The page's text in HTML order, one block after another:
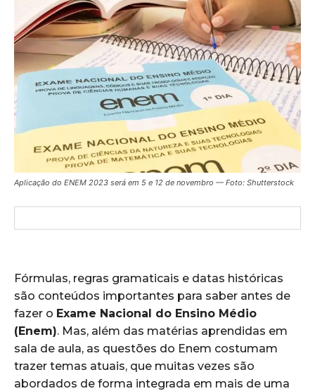
Aplicação do ENEM 2023 será em 5 e 12 de novembro — Foto: Shutterstock
Fórmulas, regras gramaticais e datas históricas
são conteúdos importantes para saber antes de
fazer o Exame Nacional do Ensino Médio
(Enem). Mas, além das matérias aprendidas em
sala de aula, as questões do Enem costumam
trazer temas atuais, que muitas vezes são
abordados de forma integrada em mais de uma